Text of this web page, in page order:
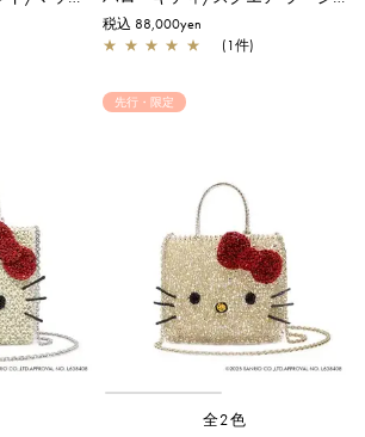
税込 88,000yen
★ ★ ★ ★ ★ (1件)
先行・限定
全2色